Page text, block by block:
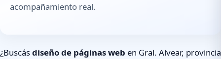
acompañamiento real.
¿Buscásdiseño de páginas web en Gral. Alvear, provincia